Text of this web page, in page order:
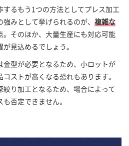
るもう1つの方法としてプレス加工
みとして挙げられるのが、 複雑な
。そのほか、大量生産にも対応可能
見込めるでしょう。
型が必要となるため、小ロットが
ストが高くなる恐れもあります。
絞り加工となるため、場合によって
否定できません。